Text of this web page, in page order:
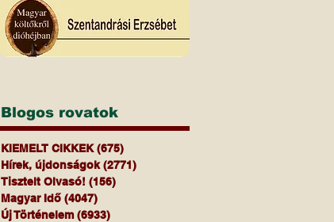
Blogos rovatok
KIEMELT CIKKEK (675)
Hírek, újdonságok (2771)
Tisztelt Olvasó! (156)
Magyar Idő (4047)
Új Történelem (6933)